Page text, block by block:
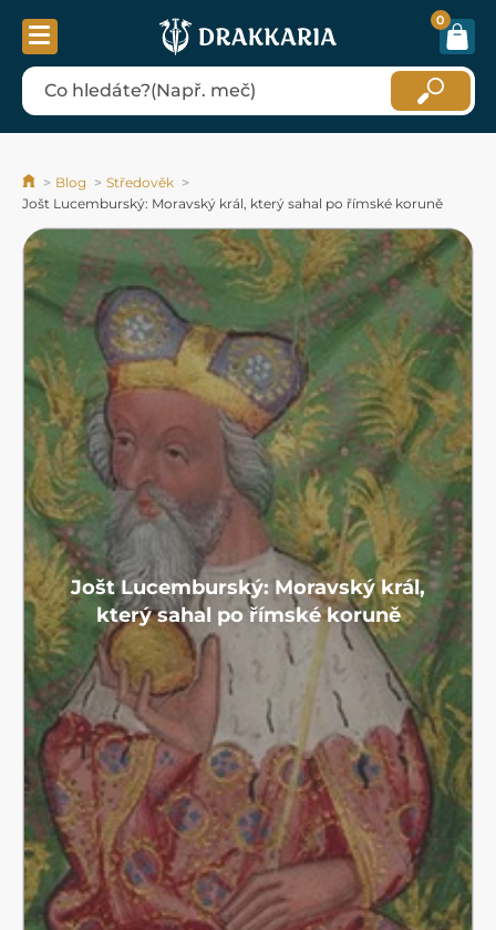
0
Blog
Středověk
Jošt Lucemburský: Moravský král, který sahal po římské koruně
Jošt Lucemburský: Moravský král,
který sahal po římské koruně